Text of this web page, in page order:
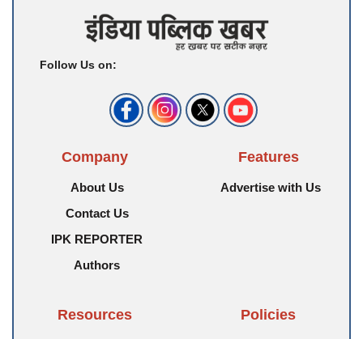
Follow Us on:
Company
About Us
Contact Us
IPK REPORTER
Authors
Features
Advertise with Us
Resources Policies